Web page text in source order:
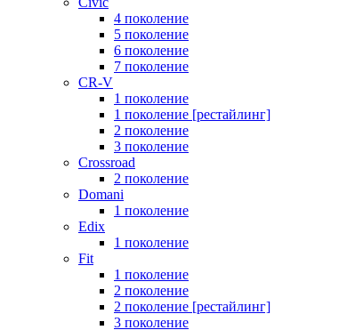
4 поколение
5 поколение
6 поколение
7 поколение
CR-V
1 поколение
1 поколение [рестайлинг]
2 поколение
3 поколение
Crossroad
2 поколение
Domani
1 поколение
Edix
1 поколение
Fit
1 поколение
2 поколение
2 поколение [рестайлинг]
3 поколение